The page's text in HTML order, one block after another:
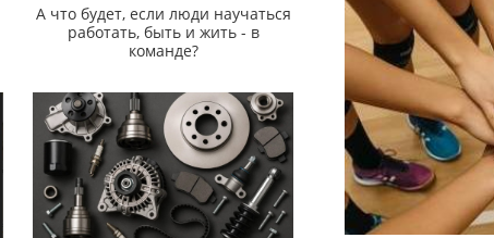
А что будет, если люди научаться
работать, быть и жить - в
команде?